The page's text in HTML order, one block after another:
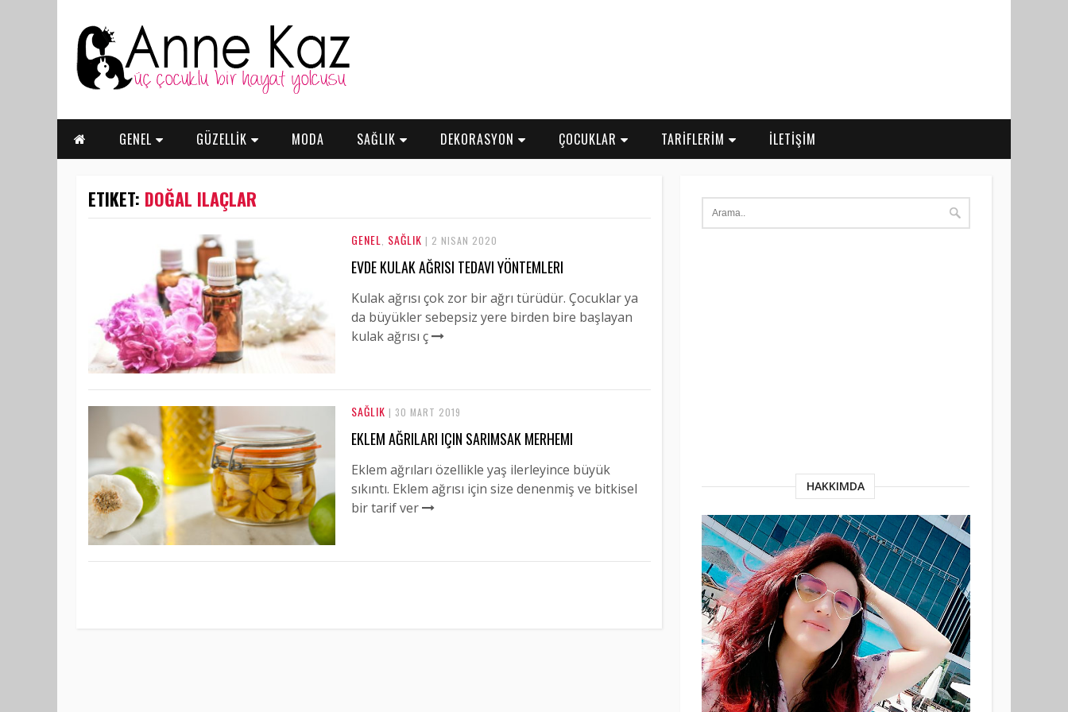
GENEL GÜZELLİK MODA SAĞLIK DEKORASYON ÇOCUKLAR TARİFLERİM İLETİŞİM
ETIKET: DOĞAL ILAÇLAR
GENEL SAĞLIK | 2 NISAN 2020
EVDE KULAK AĞRISI TEDAVI YÖNTEMLERI
Kulak ağrısı çok zor bir ağrı türüdür. Çocuklar ya
da büyükler sebepsiz yere birden bire başlayan
kulak ağrısı ç
SAĞLIK | 30 MART 2019
EKLEM AĞRILARI IÇIN SARIMSAK MERHEMI
Eklem ağrıları özellikle yaş ilerleyince büyük
sıkıntı. Eklem ağrısı için size denenmiş ve bitkisel
bir tarif ver
HAKKIMDA